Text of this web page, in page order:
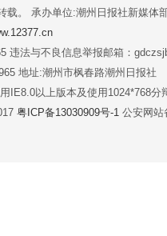
载。 承办单位:潮州日报社新媒体
违法与不良信息举报邮箱：
地址:潮州市枫春路潮州日报社
IE8.0以上版本及使用1024*768分
粤ICP备13030909号-1 公安网站